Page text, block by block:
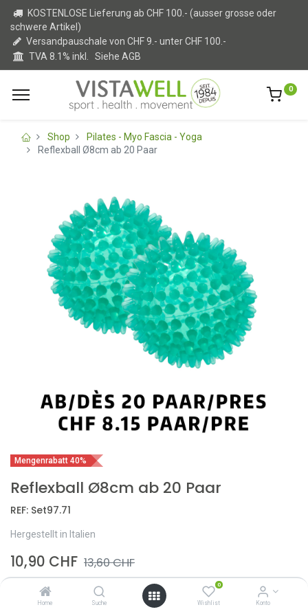
Home Suche
0
Wishlist Konto
KOSTENLOSE Lieferung ab CHF 100.- (ausser grosse oder
schwere Artikel)
Versandpauschale von CHF 9.- unter CHF 100.-
TVA 8.1% inkl. Siehe AGB
0
Shop
Pilates - Myo Fascia - Yoga
Reflexball Ø8cm ab 20 Paar
Mengenrabatt 40%
Reflexball Ø8cm ab 20 Paar
REF: Set97.71
Hergestellt in Italien
10,90 CHF 13,60CHF